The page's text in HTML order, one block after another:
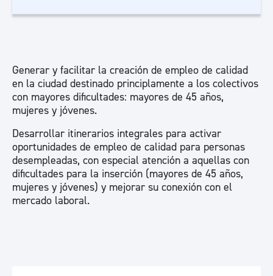
Generar y facilitar la creación de empleo de calidad
en la ciudad destinado principlamente a los colectivos
con mayores dificultades: mayores de 45 años,
mujeres y jóvenes.
Desarrollar itinerarios integrales para activar
oportunidades de empleo de calidad para personas
desempleadas, con especial atención a aquellas con
dificultades para la inserción (mayores de 45 años,
mujeres y jóvenes) y mejorar su conexión con el
mercado laboral.